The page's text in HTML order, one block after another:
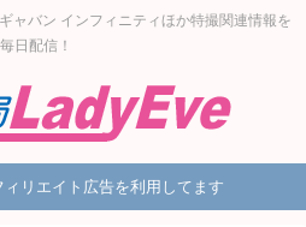
ャバン インフィニティほか特撮関連情報を
毎日配信！
リエイト広告を利用してます